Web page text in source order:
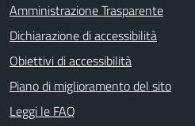
Amministrazione Trasparente
Dichiarazione di accessibilità
Obiettivi di accessibilità
Piano di miglioramento del sito
Leggi le FAQ